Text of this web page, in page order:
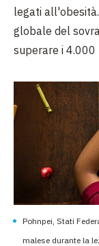
legati
globale del
superare i 4.000
Pohnpei, Stati
malese durante la